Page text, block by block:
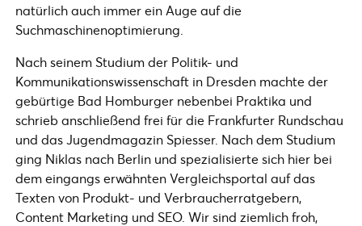
natürlich auch immer ein Auge auf die
Suchmaschinenoptimierung.
Nach seinem Studium der Politik- und
Kommunikationswissenschaft in Dresden machte der
gebürtige Bad Homburger nebenbei Praktika und
schrieb anschließend frei für die Frankfurter Rundschau
und das Jugendmagazin Spiesser. Nach dem Studium
ging Niklas nach Berlin und spezialisierte sich hier bei
dem eingangs erwähnten Vergleichsportal auf das
Texten von Produkt- und Verbraucherratgebern,
Content Marketing und SEO. Wir sind ziemlich froh,